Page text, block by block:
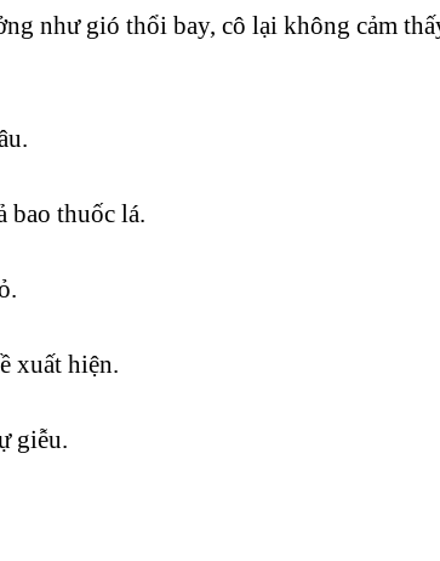
như gió thổi bay, cô lại không cảm
bao thuốc lá.
xuất hiện.
giễu.